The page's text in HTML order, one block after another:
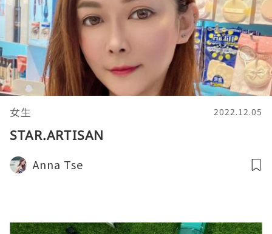
女生 2022.12.05
STAR.ARTISAN
Anna Tse